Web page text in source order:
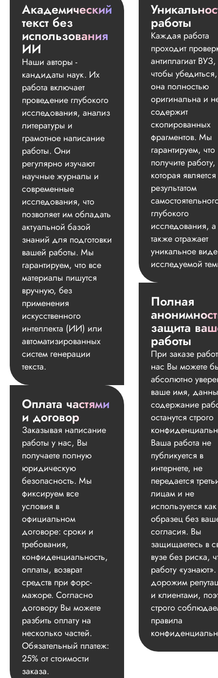
Академический
текст без
использования
ИИ
Наши авторы -
кандидаты наук. Их
работа включает
проведение глубокого
исследования, анализ
литературы и
грамотное написание
работы. Они
регулярно изучают
научные журналы и
современные
исследования, что
позволяет им обладать
актуальной базой
знаний для подготовки
вашей работы. Мы
гарантируем, что все
материалы пишутся
вручную, без
применения
искусственного
интеллекта (ИИ) или
автоматизированных
систем генерации
текста.
Оплата частями
и договор
Заказывая написание
работы у нас, Вы
получаете полную
юридическую
безопасность. Мы
фиксируем все
условия в
официальном
договоре: сроки и
требования,
конфиденциальность,
оплаты, возврат
средств при форс-
мажоре. Согласно
договору Вы можете
разбить оплату на
несколько частей.
Обязательный платеж:
25% от стоимости
заказа.
работы
Каждая работа
проходит
антиплагиат ВУЗ,
чтобы
она полностью
оригинальна и
содержит
скопированных
фрагментов. Мы
гарантируем,
получите работу,
которая является
результатом
глубокого
исследования, а
также отражает
уникальное
исследуемой
Полная
защита
работы
При заказе
нас Вы можете
абсолютно
ваше имя,
содержание
останутся строго
Ваша работа не
публикуется в
интернете, не
передается
лицам и не
используется как
образец без
согласия. Вы
защищаетесь в
вузе без риска,
работу
дорожим
и клиентами,
строго
правила